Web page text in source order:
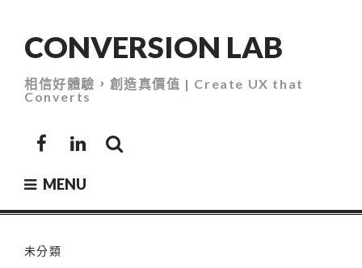
contentCONVERSION LAB
相信好體驗，創造真價值 | Create UX that
Converts
FacebookLinkedIn
MENU
未分類